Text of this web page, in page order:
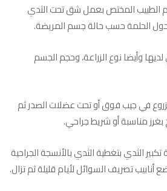
الطبيب المختص بعمل شق تحت الثدي
الحلمة حسب حالة جسم المريضة.
وأيضا نوع الزراعة، وحجم الجسم
في جيب فوق أو تحت عضلات الصدر ثم
بغرز مناسبة أو شريط جراحي.
الثدي بتغطية الثدي بالأنسجة الجراحية
أنابيب تصريف السوائل لأيام قليلة ثم تزال.